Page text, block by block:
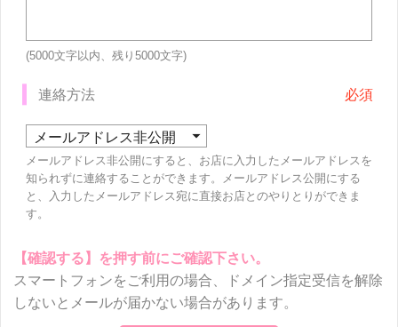
(5000文字以内、残り 5000文字)
連絡方法
メールアドレス非公開にすると、お店に入力したメールアドレスを
知られずに連絡することができます。メールアドレス公開にする
と、入力したメールアドレス宛に直接お店とのやりとりができま
す。
【確認する】を押す前にご確認下さい。
スマートフォンをご利用の場合、ドメイン指定受信を解除
しないとメールが届かない場合があります。